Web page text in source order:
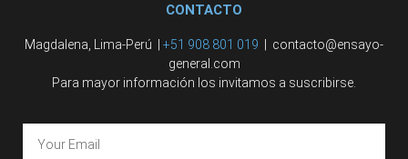
CONTACTO
Magdalena, Lima-Perú | +51 908 801 019
| contacto@ensayo-
general.com
Para mayor información los invitamos a suscribirse.